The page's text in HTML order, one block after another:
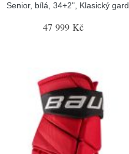
Senior, bílá, 34+2", Klasický gard
47 999 Kč